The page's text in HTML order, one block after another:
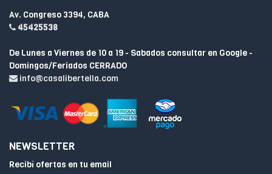
Av. Congreso 3394, CABA
45425538
De Lunes a Viernes de 10 a 19 - Sabados consultar en Google -
Domingos/Feriados CERRADO
info@casalibertella.com
NEWSLETTER
Recibí ofertas en tu email